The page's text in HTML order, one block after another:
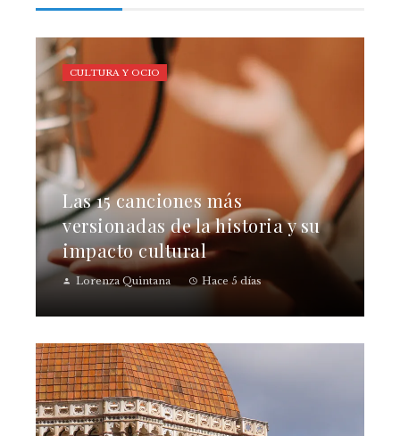
Las 15 canciones más
versionadas de la historia y su
impacto cultural
Lorenza Quintana Hace 5 días
CULTURA Y OCIO